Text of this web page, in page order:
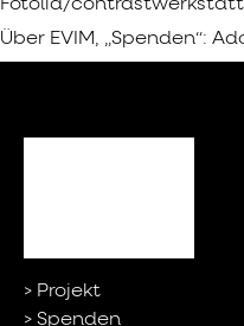
Fotolia/contrastwerkstatt
Über EVIM, „Spenden“:
Projekt
Spenden